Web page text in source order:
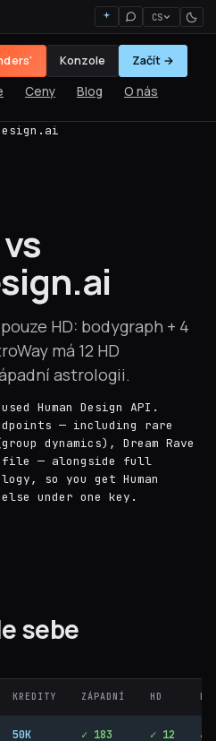
CS
Ceny Blog O nás
Konzole Začít →
HD: bodygraph + 4
má 12 HD
astrologii.
Human Design API.
— including rare
dynamics), Dream Rave
— alongside full
so you get Human
under one key.
sebe
KREDITY ZÁPADNÍ HD
50K ✓ 183 ✓ 12 ✓